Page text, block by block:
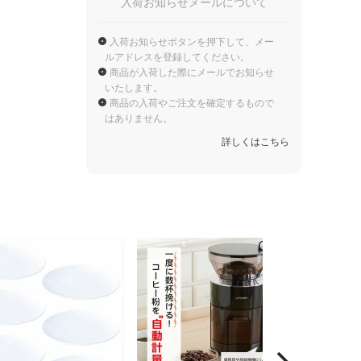
入荷お知らせボタンを押下して、メー
ルアドレスを登録してください。
商品が入荷した際にメールでお知らせ
いたします。
商品の入荷やご注文を確定するもので
はありません。
詳しくはこちら